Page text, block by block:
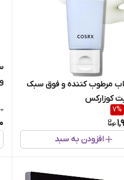
مرطوب کننده و فوق سبک
کوزارکس
7%
افزودن به سبد